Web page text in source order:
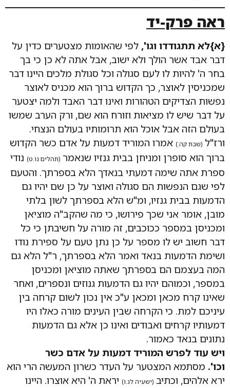
ראה פרק-יד
{א}לא תתגודדו וגו', לפי שהאומות מצטערים כדין על
דבר אבד אשר הולך ולא ישוב, אבל אתה לא כן כי בך
בחר ה' להיות לו לעם סגולה וכל סגולת מלכים היינו דבר
שמכניסין לאוצר, כך הקדוש ברוך הוא מכניס לאוצר
נפשות הצדיקים הטהורות ואינו דבר האבד ולמה יצטער
על דבר שיש לו מציאות וזורח הוא שם, ורק הערב שמשו
בעולם הזה אבל אוכל הוא תרומותיו בעולם הנצחי.
ורז"ל (שבת קה:) אמרו המוריד דמעות על אדם כשר הקדוש
ברוך הוא סופרן ומניחן בבית גנזיו שנאמר (תהלים נו.ט) נודי
ספרת אתה שימה דמעתי בנאדך הלא בספרתך. והטעם
לפי שגם הנפשות הם סגולה ואוצר על כן שם יהיו גם
הדמעות בבית גנזיו, ומ"ש הלא בספרתך לשון בלתי
מובן, אומר אני שכך פירושו, כי מה שהקב"ה מוציאן
ומכניסן במספר ככוכבים, זה מורה על חשיבתן כי כל
דבר חשוב יש לו מספר על כן נתן טעם על ספירת נודו
ושימת הדמעות בנאד ואמר הלא בספרתך, ר"ל הלא גם
המה בעצמם הם בספרתך שאתה מוציאן ומכניסן
במספר, וכמוהם יהיו גם הדמעות גנוזים ונספרים, ואחר
שאינו קרח מכאן ומכאן ע"כ אין נכון לשום קרחה בין
עיניכם למת. כי הקרחה שבין העינים מורה כאלו היו
דמעותיו קרחים ואבודים ואינו כן אלא גם הדמעות
נתונים בנאד כאמור.
ויש עוד לפרש המוריד דמעות על אדם כשר
וכו'. מסתמא המצטער על העדר כשרון המעשה הרי הוא
ירא אלהים, וכתיב (ישעיה לג.ו) יראת ה' היא אוצרו. היינו